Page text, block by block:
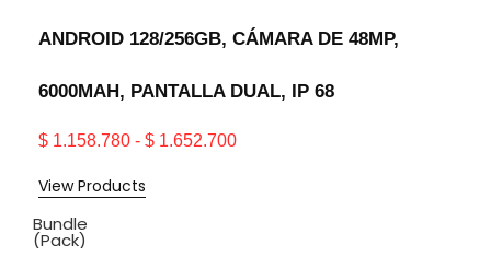
ANDROID 128/256GB, CÁMARA DE 48MP,
6000MAH, PANTALLA DUAL, IP 68
$ 1.158.780 - $ 1.652.700
View Products
Bundle
(Pack)